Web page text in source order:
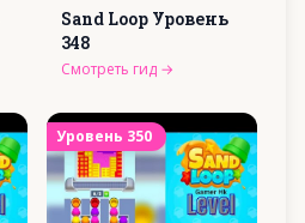
Sand Loop Уровень
348
Смотреть гид →
Уровень 350